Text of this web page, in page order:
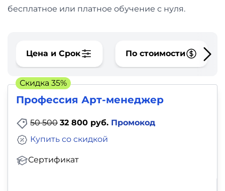
бесплатное или платное обучение с нуля.
Цена и Срок По стоимости
Профессия Арт-менеджер
50 500 32 800 руб. Промокод
Сертификат
Купить со скидкой
Скидка 35%
Аналитика
фото,
аудио
Маркетинг
Иностранный
язык
Для